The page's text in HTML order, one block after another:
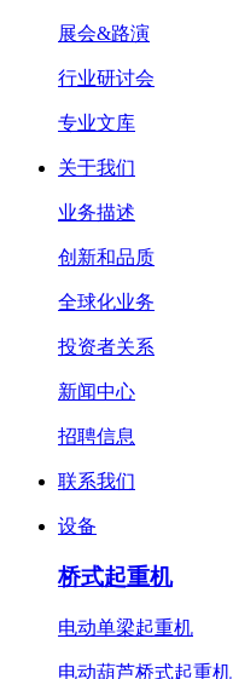
展会&路演
行业研讨会
专业文库
关于我们
业务描述
创新和品质
全球化业务
投资者关系
新闻中心
招聘信息
联系我们
设备
桥式起重机
电动单梁起重机
电动葫芦桥式起重机